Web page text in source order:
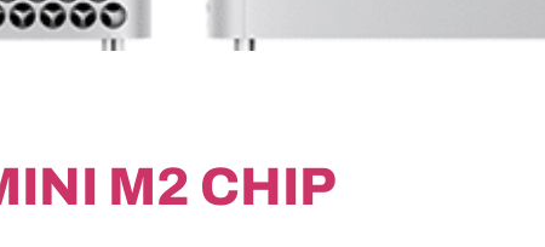
M2 CHIP